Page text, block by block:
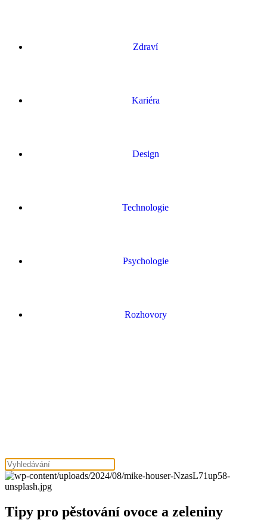
Zdraví
Kariéra
Design
Technologie
Psychologie
Rozhovory
Tipy pro pěstování ovoce a zeleniny